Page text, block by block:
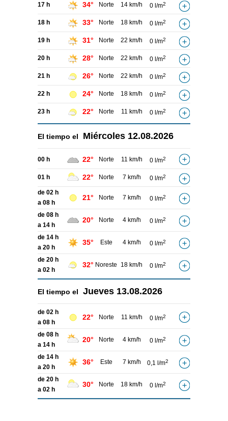
17 h 34° Norte 14 km/h 0 l/m2
18 h 33° Norte 18 km/h 0 l/m2
19 h 31° Norte 22 km/h 0 l/m2
20 h 28° Norte 22 km/h 0 l/m2
21 h 26° Norte 22 km/h 0 l/m2
22 h 24° Norte 18 km/h 0 l/m2
23 h 22° Norte 11 km/h 0 l/m2
El tiempo el Miércoles 12.08.2026
00 h 22° Norte 11 km/h 0 l/m2
01 h 22° Norte 7 km/h 0 l/m2
de 02 h
a 08 h
21° Norte 7 km/h 0 l/m2
de 08 h
a 14 h
20° Norte 4 km/h 0 l/m2
de 14 h
a 20 h
35° Este 4 km/h 0 l/m2
de 20 h
a 02 h
32° Noreste 18 km/h 0 l/m2
El tiempo el Jueves 13.08.2026
de 02 h
a 08 h
22° Norte 11 km/h 0 l/m2
de 08 h
a 14 h
20° Norte 4 km/h 0 l/m2
de 14 h
a 20 h
36° Este 7 km/h 0,1 l/m2
de 20 h
a 02 h
30° Norte 18 km/h 0 l/m2